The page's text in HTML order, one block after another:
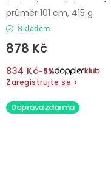
holový vystřelovací
deštník
Skladem
878 Kč
834 Kč−5%
Zaregistrujte se ›
průměr 101 cm, 415 g
Doprava zdarma